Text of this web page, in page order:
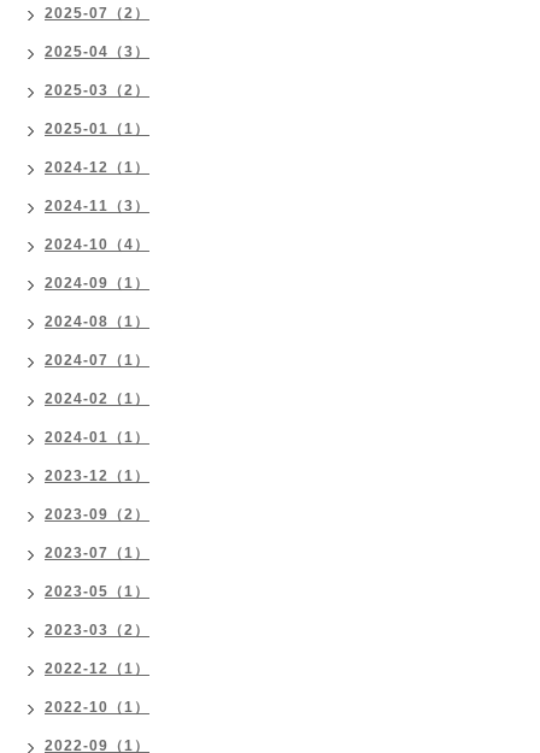
2025-07（2）
2025-04（3）
2025-03（2）
2025-01（1）
2024-12（1）
2024-11（3）
2024-10（4）
2024-09（1）
2024-08（1）
2024-07（1）
2024-02（1）
2024-01（1）
2023-12（1）
2023-09（2）
2023-07（1）
2023-05（1）
2023-03（2）
2022-12（1）
2022-10（1）
2022-09（1）